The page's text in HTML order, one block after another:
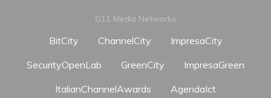
G11 Media Networks
BitCity ChannelCity
ImpresaCity
SecurityOpenLab
GreenCity
ImpresaGreen
ItalianChannelAwards
AgendaIct